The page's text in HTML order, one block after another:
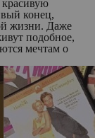
конец,
жизни. Даже
подобное,
мечтам о